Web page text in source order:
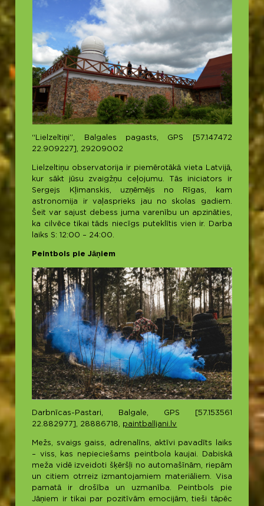
“Lielzeltiņi”, Balgales pagasts, GPS [57.147472
22.909227], 29209002
Lielzeltiņu observatorija ir piemērotākā vieta Latvijā,
kur sākt jūsu zvaigžņu ceļojumu. Tās iniciators ir
Sergejs Kļimanskis, uzņēmējs no Rīgas, kam
astronomija ir vaļasprieks jau no skolas gadiem.
Šeit var sajust debess juma varenību un apzināties,
ka cilvēce tikai tāds niecīgs puteklītis vien ir. Darba
laiks S: 12:00 – 24:00.
Peintbols pie Jāņiem
Darbnīcas-Pastari, Balgale, GPS [57.153561
22.882977], 28886718, paintballjani.lv
Mežs, svaigs gaiss, adrenalīns, aktīvi pavadīts laiks
– viss, kas nepieciešams peintbola kaujai. Dabiskā
meža vidē izveidoti šķēršļi no automašīnām, riepām
un citiem otrreiz izmantojamiem materiāliem. Visa
pamatā ir drošība un uzmanība. Peintbols pie
Jāņiem ir tikai par pozitīvām emocijām, tieši tāpēc